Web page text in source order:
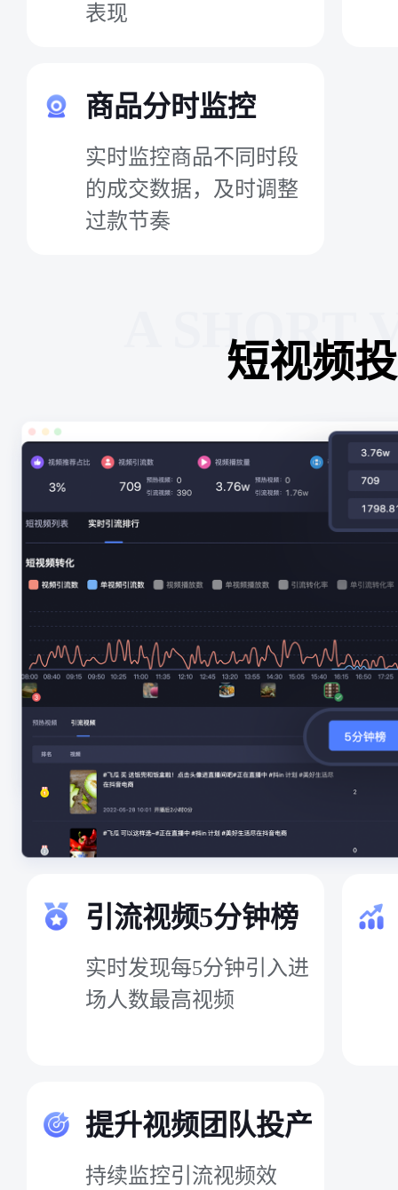
表现
商品分时监控
实时监控商品不同时段
的成交数据，及时调整
过款节奏
A SHORT
短视频
引流视频5分钟榜
实时发现每5分钟引入进
场人数最高视频
提升视频团队投产
持续监控引流视频效